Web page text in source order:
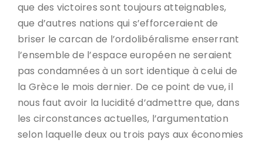
que des victoires sont toujours atteignables,
que d’autres nations qui s’efforceraient de
briser le carcan de l’ordolibéralisme enserrant
l’ensemble de l’espace européen ne seraient
pas condamnées à un sort identique à celui de
la Grèce le mois dernier. De ce point de vue, il
nous faut avoir la lucidité d’admettre que, dans
les circonstances actuelles, l’argumentation
selon laquelle deux ou trois pays aux économies